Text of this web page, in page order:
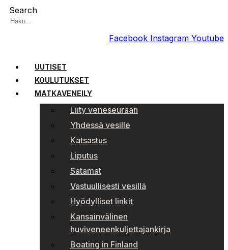
Search
Facebook Instagram Youtube
UUTISET
KOULUTUKSET
MATKAVENEILY
Liity veneseuraan
Yhdessä vesille
Katsastus
Liputus
Satamat
Vastuullisesti vesillä
Hyödylliset linkit
Kansainvälinen
huviveneenkuljettajankirja
Boating in Finland